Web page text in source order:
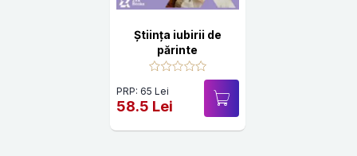
Știința iubirii de
părinte
PRP: 65 Lei
58.5 Lei